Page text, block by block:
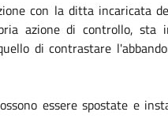
con la ditta incaricata
azione di controllo, sta
quello di contrastare
essere spostate e